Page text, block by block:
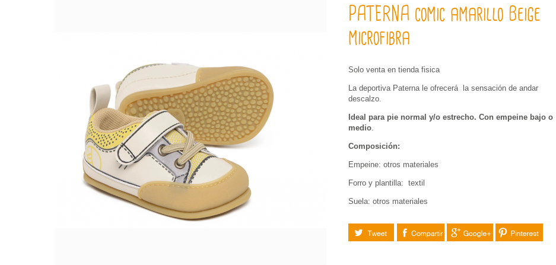
PATERNA comic amarillo Beige
microfibra
Solo venta en tienda fisica
La deportiva Paterna le ofrecerá la sensación de andar
descalzo.
Ideal para pie normal y/o estrecho. Con empeine bajo o
medio.
Composición:
Empeine: otros materiales
Forro y plantilla: textil
Suela: otros materiales
Tuitear Compartir Google+ Pinterest